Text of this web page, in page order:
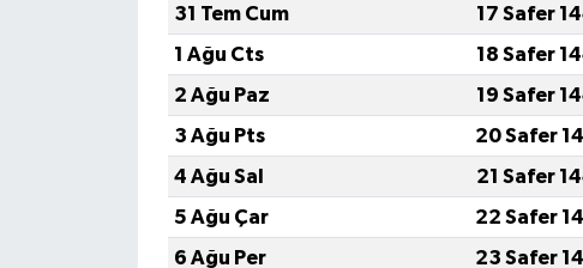
31 Tem Cum
17 Safer
1 Ağu Cts
18 Safer
2 Ağu Paz
19 Safer
3 Ağu Pts
20 Safer
4 Ağu Sal
21 Safer
5 Ağu Çar
22 Safer
6 Ağu Per
23 Safer